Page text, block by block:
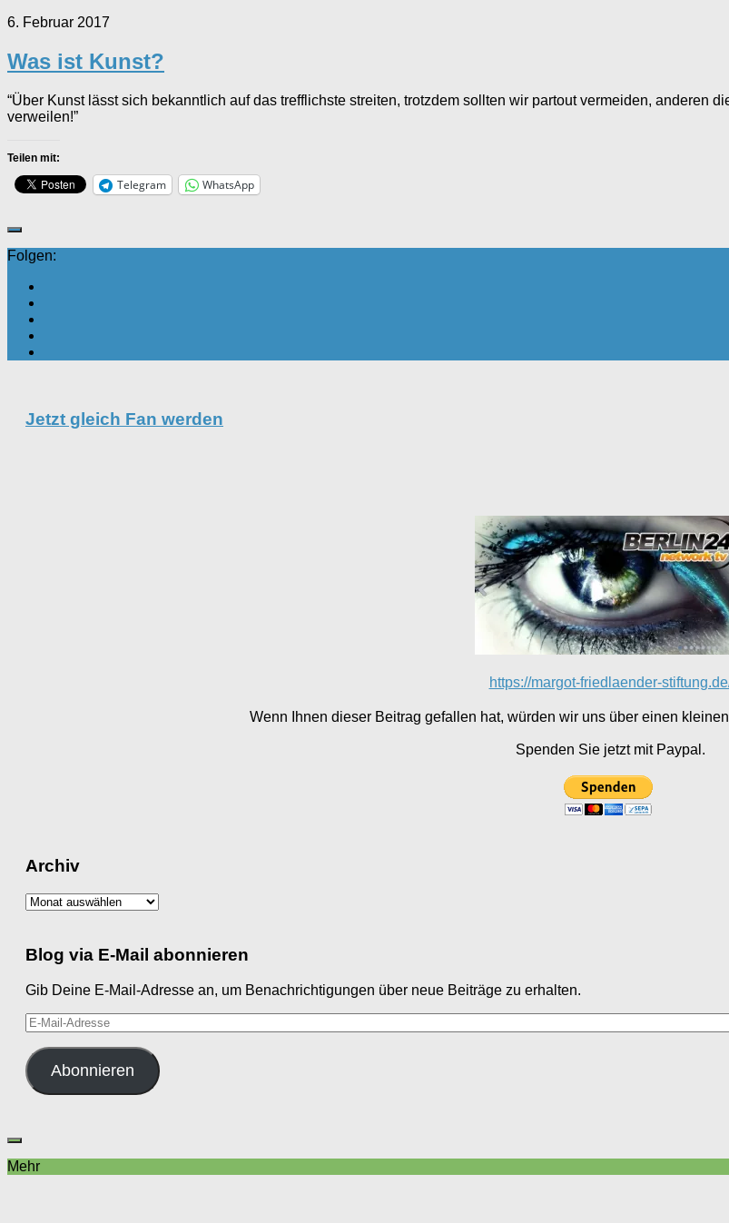
6. Februar 2017
Was ist Kunst?
“Über Kunst lässt sich bekanntlich auf das trefflichste streiten, trotzdem sollten wir partout vermeiden, anderen
verweilen!”
Teilen mit:
Telegram WhatsApp
Folgen:
Jetzt gleich Fan werden
https://margot-friedlaender-
Wenn Ihnen dieser Beitrag gefallen hat, würden wir uns über einen
Spenden Sie jetzt mit Paypal.
Archiv
Archiv
Blog via E-Mail abonnieren
Gib Deine E-Mail-Adresse an, um Benachrichtigungen über neue Beiträge zu erhalten.
E-
Mail-
Adresse
Abonnieren
Mehr